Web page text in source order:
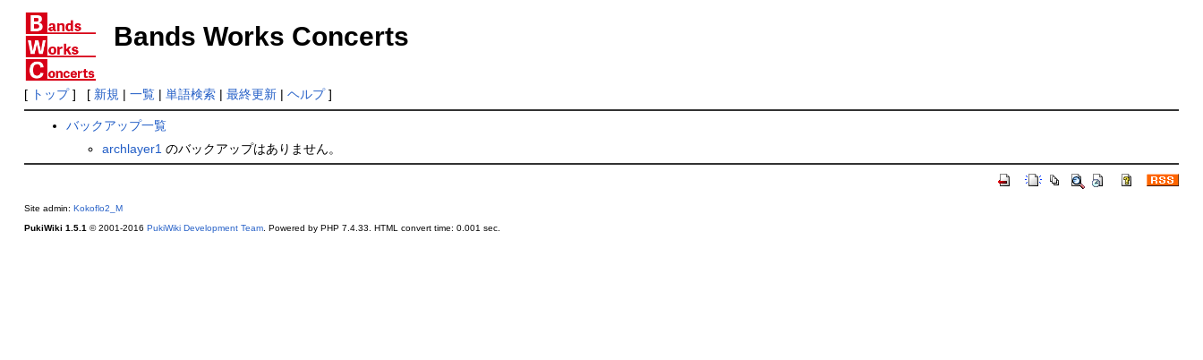
Bands Works Concerts
[ トップ] [ 新規 | 一覧| 単語検索| 最終更新| ヘルプ]
バックアップ一覧
archlayer1 のバックアップはありません。
Site admin: Kokoflo2_M
PukiWiki 1.5.1 © 2001-2016 PukiWiki Development Team. Powered by PHP 7.4.33. HTML convert time: 0.001 sec.